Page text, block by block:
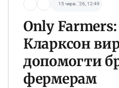
15 черв. '26, 12:49
Only
Кларксон
допомогти
фермерам